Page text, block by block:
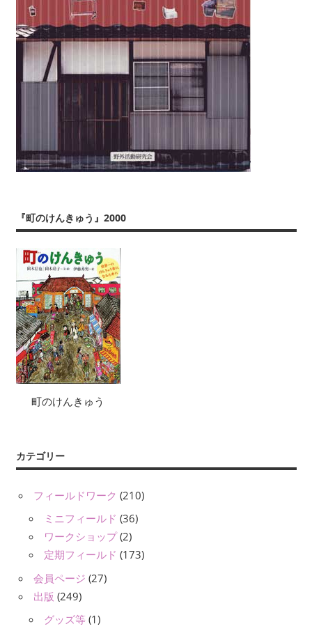
『町のけんきゅう』2000
町のけんきゅう
カテゴリー
フィールドワーク (210)
ミニフィールド (36)
ワークショップ(2)
定期フィールド (173)
会員ページ (27)
出版 (249)
グッズ等 (1)